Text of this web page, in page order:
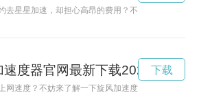
去星星加速，却担心高昂的费用？不用担心！现在
速度器官网最新下载2023 全部
网速度？不妨来了解一下旋风加速度器官网最新的
下载